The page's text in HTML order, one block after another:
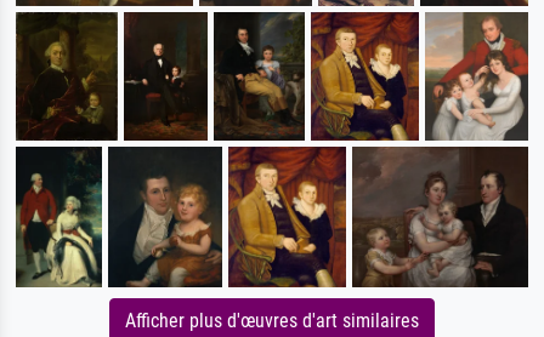
Afficher plus d'œuvres d'art similaires